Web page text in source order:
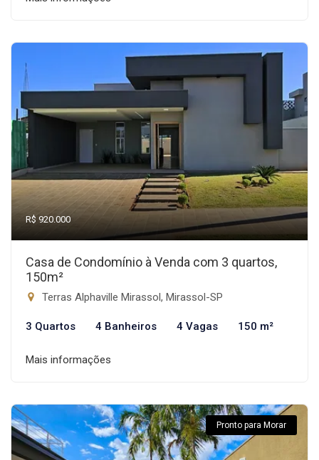
R$ 920.000
Casa de Condomínio à Venda com 3 quartos,
150m²
Terras Alphaville Mirassol, Mirassol-SP
3 Quartos 4 Banheiros 4 Vagas 150 m²
Mais informações
Pronto para Morar